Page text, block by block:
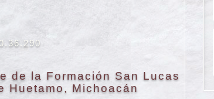
de la Formación San Lucas
Huetamo, Michoacán